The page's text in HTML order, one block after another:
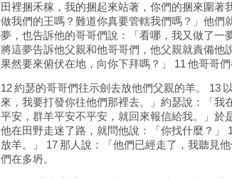
田裡捆禾稼，我的捆起來站著，你們的捆來圍著
做我們的王嗎？難道你真要管轄我們嗎？」他們
夢，也告訴他的哥哥們說：「看哪，我又做了一
將這夢告訴他父親和他哥哥們，他父親就責備
果然要來俯伏在地，向你下拜嗎？」 11 他哥哥
12 約瑟的哥哥們往示劍去放他們父親的羊。 13
來，我要打發你往他們那裡去。」約瑟說：「我
平安，群羊平安不平安，就回來報信給我。」於
他在田野走迷了路，就問他說：「你找什麼？」
放羊。」 17 那人說：「他們已經走了，我聽見
們在多坍。